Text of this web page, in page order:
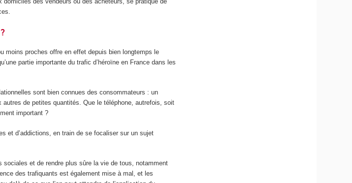
moins proches offre en effet depuis bien longtemps le
partie importante du trafic d’héroïne en France dans les
sont bien connues des consommateurs : un
de petites quantités. Que le téléphone, autrefois, soit
important ?
et d’addictions, en train de se focaliser sur un sujet
sociales et de rendre plus sûre la vie de tous, notamment
des trafiquants est également mise à mal, et les